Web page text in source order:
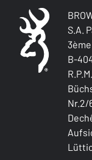
S.A.
B-
Nr.2/